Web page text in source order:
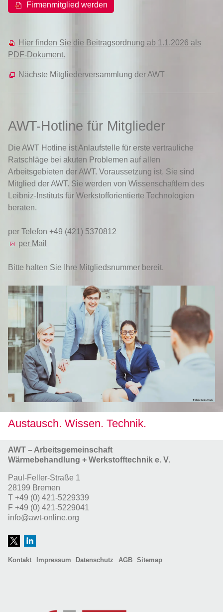
Firmenmitglied werden
Hier finden Sie die Beitragsordnung ab 1.1.2026 als
PDF-Dokument.
Nächste Mitgliederversammlung der AWT
AWT-Hotline für Mitglieder
Die AWT Hotline ist Anlaufstelle für erste vertrauliche
Ratschläge bei akuten Problemen auf allen
Arbeitsgebieten der AWT. Voraussetzung ist, Sie sind
Mitglied der AWT. Sie werden von Wissenschaftlern des
Leibniz-Instituts für Werkstofforientierte Technologien
beraten.
per Telefon +49 (421) 5370812
per Mail
Bitte halten Sie Ihre Mitgliedsnummer bereit.
Austausch. Wissen. Technik.
AWT – Arbeitsgemeinschaft
Wärmebehandlung + Werkstofftechnik e. V.
Paul-Feller-Straße 1
28199 Bremen
T +49 (0) 421-5229339
F +49 (0) 421-5229041
info@awt-online.org
Kontakt Impressum Datenschutz AGB Sitemap